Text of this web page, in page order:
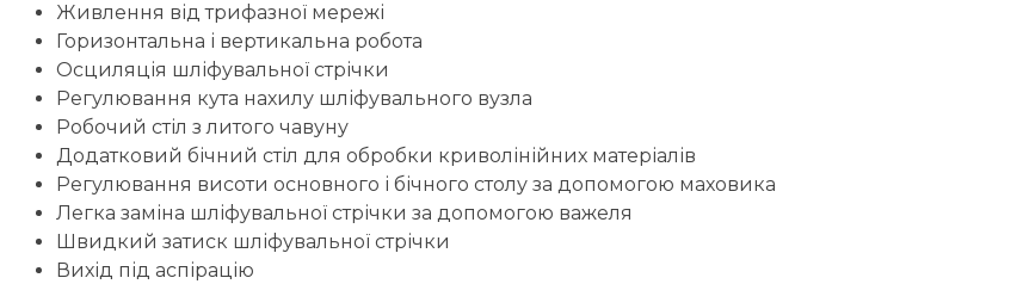
Живлення від трифазної мережі
Горизонтальна і вертикальна робота
Осциляція шліфувальної стрічки
Регулювання кута нахилу шліфувального вузла
Робочий стіл з литого чавуну
Додатковий бічний стіл для обробки криволінійних матеріалів
Регулювання висоти основного і бічного столу за допомогою маховика
Легка заміна шліфувальної стрічки за допомогою важеля
Швидкий затиск шліфувальної стрічки
Вихід під аспірацію